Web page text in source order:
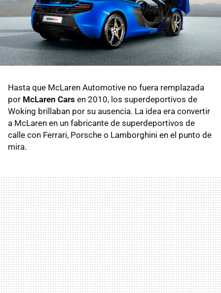
Hasta que McLaren Automotive no fuera remplazada
por McLaren Cars en 2010, los superdeportivos de
Woking brillaban por su ausencia. La idea era convertir
a McLaren en un fabricante de superdeportivos de
calle con Ferrari, Porsche o Lamborghini en el punto de
mira.